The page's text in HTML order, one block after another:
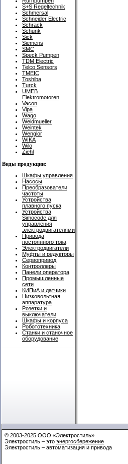
S+S Regeltechnik
Schmersal
Schneider Electric
Schrack
Schunk
Sick
Siemens
SMC
Speck Pumpen
TDM Electric
Telco Sensors
TMEIC
Toshiba
Turck
UMEB
Elektromotoren
Vacon
Vipa
Wago
Weidmueller
Weintek
Wenglor
WIKA
Wilo
Ziehl
Виды продукции:
Шкафы управления
Насосы
Преобразователи
частоты
Устройства
плавного пуска
Устройства
Simocode для
управления
электродвигателями
Привода
постоянного тока
Электродвигатели
Муфты и редукторы
Сервопривод
Контроллеры
Панели оператора
Промышленные
сети
КИПиА и датчики
Низковольтная
аппаратура
Розетки и
выключатели
Шкафы и корпуса
Робототехника
Станки и станочное
оборудование
© 2003-2025 ООО «Электростиль»
Электростиль – это энергосбережение
Электростиль – автоматизация и привода